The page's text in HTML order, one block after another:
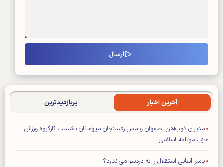
آخرین اخبار پربازدیدترین
مدیران ذوب‌آهن اصفهان و مس رفسنجان میهمانان نشست کارگروه ورزش
حزب موتلفه اسلامی
یاسر آسانی استقلال را به دردسر می‌اندازد؟